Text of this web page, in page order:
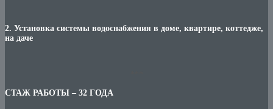
2. Установка системы водоснабжения в доме, квартире, коттедже,
на даче
СТАЖ РАБОТЫ – 32 ГОДА